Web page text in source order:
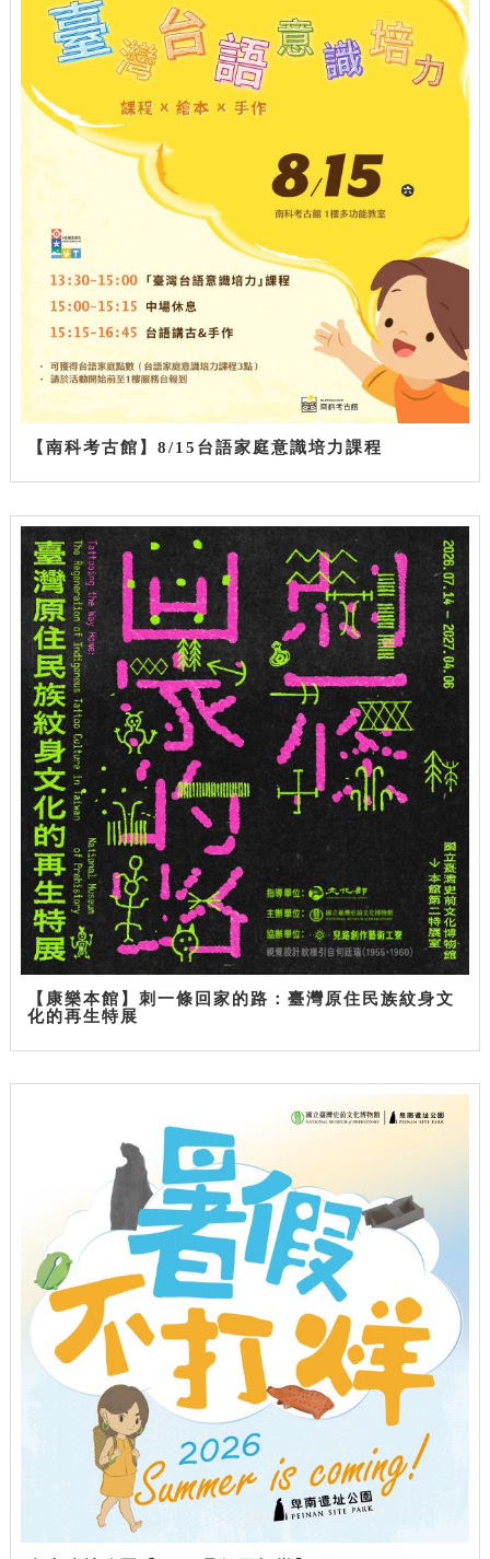
【南科考古館】8/15台語家庭意識培力課程
【康樂本館】刺一條回家的路：臺灣原住民族紋身文
化的再生特展